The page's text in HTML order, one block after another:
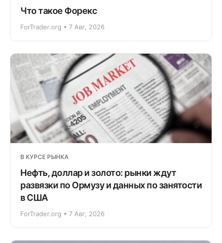
Что такое Форекс
ForTrader.org • 7 Авг, 2026
В КУРСЕ РЫНКА
Нефть, доллар и золото: рынки ждут
развязки по Ормузу и данных по занятости
в США
ForTrader.org • 7 Авг, 2026